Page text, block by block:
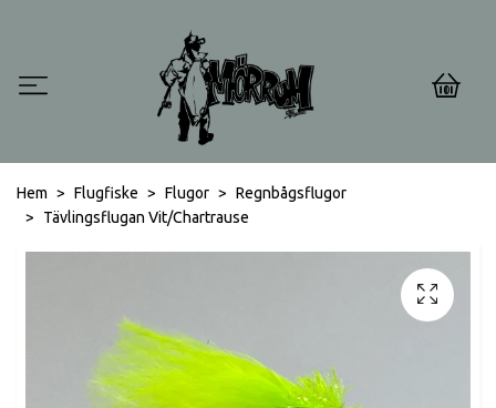
0
Hem Flugfiske Flugor
Regnbågsflugor
Tävlingsflugan Vit/Chartrause